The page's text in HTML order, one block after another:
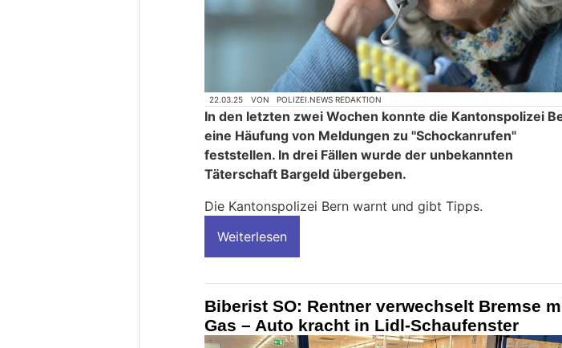
22.03.25 VON POLIZEI.NEWS REDAKTION
In den letzten zwei Wochen konnte die Kantonspolizei
eine Häufung von Meldungen zu "Schockanrufen"
feststellen. In drei Fällen wurde der unbekannten
Täterschaft Bargeld übergeben.
Die Kantonspolizei Bern warnt und gibt Tipps.
Weiterlesen
Biberist SO: Rentner verwechselt Bremse
Gas – Auto kracht in Lidl-Schaufenster